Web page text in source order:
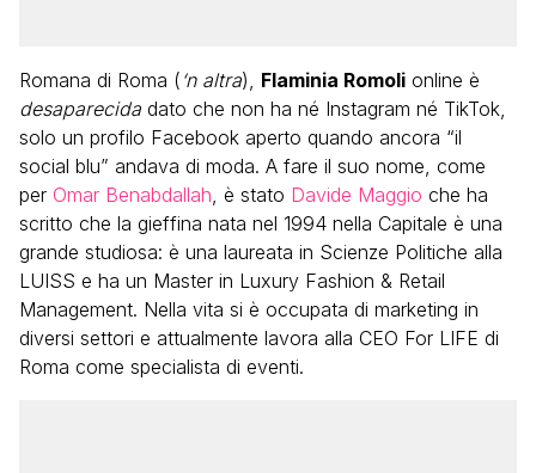
Romana di Roma ( ‘n altra), Flaminia Romoli online è
desaparecida dato che non ha né Instagram né TikTok,
solo un profilo Facebook aperto quando ancora “il
social blu” andava di moda. A fare il suo nome, come
per Omar Benabdallah, è stato Davide Maggio che ha
scritto che la gieffina nata nel 1994 nella Capitale è una
grande studiosa: è una laureata in Scienze Politiche alla
LUISS e ha un Master in Luxury Fashion & Retail
Management. Nella vita si è occupata di marketing in
diversi settori e attualmente lavora alla CEO For LIFE di
Roma come specialista di eventi.